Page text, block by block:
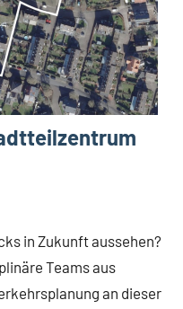
in Zukunft aussehen?
Teams aus
an dieser